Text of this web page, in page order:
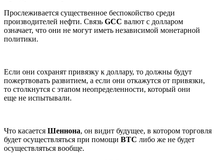
Прослеживается существенное беспокойство среди
производителей нефти. Связь GCC валют с долларом
означает, что они не могут иметь независимой монетарной
политики.
Если они сохранят привязку к доллару, то должны будут
пожертвовать развитием, а если они откажутся от привязки,
то столкнутся с этапом неопределенности, который они
еще не испытывали.
Что касается Шеннона, он видит будущее, в котором торговля
будет осуществляться при помощи BTC либо же не будет
осуществляться вообще.